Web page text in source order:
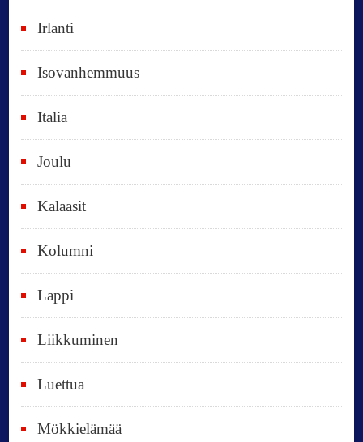
o
e
t
,
i
k
i
p
ä
ä
Irlanti
Isovanhemmuus
Italia
Joulu
Kalaasit
Kolumni
Lappi
Liikkuminen
Luettua
Mökkielämää